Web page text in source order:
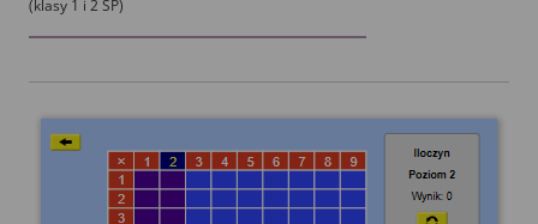
(klasy 1 i 2 SP)